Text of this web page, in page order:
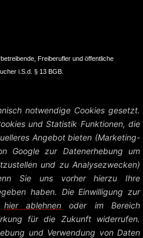
Freiberufler und öffentliche
i.S.d. § 13 BGB.
Shop System |Impressum +
notwendige Cookies gesetzt.
und Statistik Funktionen, die
Angebot bieten (Marketing-
Google zur Datenerhebung um
und zu Analysezwecken)
Sie uns vorher hierzu Ihre
haben. Die Einwilligung zur
hier ablehnen oder im Bereich
für die Zukunft widerrufen.
und Verwendung von Daten